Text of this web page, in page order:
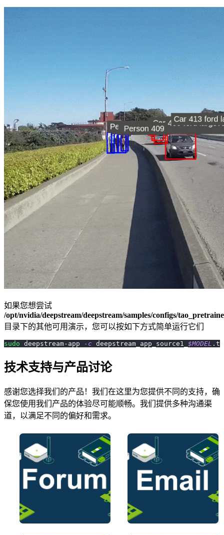
如果您想尝试
/opt/nvidia/deepstream/deepstream/samples/configs/
目录下的其他可用演示，您可以按如下方式简单运行它们
sudo deepstream-app -c deepstream_app_source1_ $MODEL
技术支持与产品讨论
感谢您选择我们的产品！我们在这里为您提供不同的支持，确
保您使用我们产品的体验尽可能顺畅。我们提供多种沟通渠
道，以满足不同的偏好和需求。